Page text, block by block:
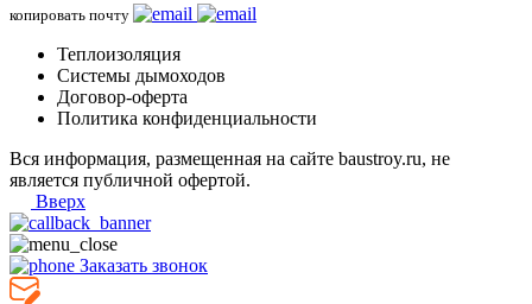
копировать почту
Теплоизоляция
Системы дымоходов
Договор-оферта
Политика конфиденциальности
Вся информация, размещенная на сайте baustroy.ru, не
является публичной офертой.
Вверх
Заказать звонок